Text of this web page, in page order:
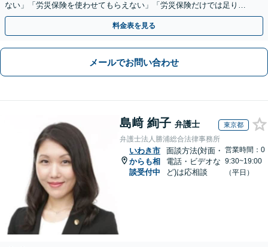
ない」「労災保険を使わせてもらえない」「労災保険だけでは足りな
い。損害賠償請求したい」など労働問題はお任せを。
料金表を見る
メールでお問い合わせ
島﨑 絢子 弁護士 東京都
弁護士法人勝浦総合法律事務所
いわき市
からも相
談受付中
面談方法(対面・
電話・ビデオな
ど)は応相談
営業時間：0
9:30~19:00
（平日）